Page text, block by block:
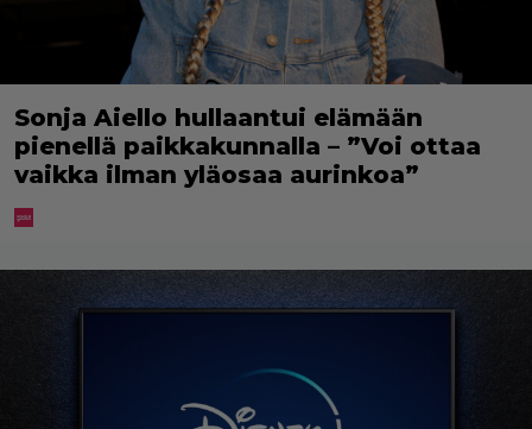
Sonja Aiello hullaantui elämään
pienellä paikkakunnalla – ”Voi ottaa
vaikka ilman yläosaa aurinkoa”